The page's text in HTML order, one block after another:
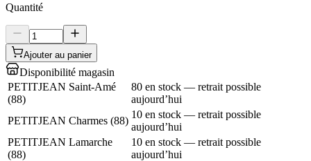
Quantité
Ajouter au panier
Disponibilité magasin
PETITJEAN Saint-Amé
(88)
80 en stock — retrait possible
aujourd’hui
PETITJEAN Charmes (88)
10 en stock — retrait possible
aujourd’hui
PETITJEAN Lamarche
(88)
10 en stock — retrait possible
aujourd’hui